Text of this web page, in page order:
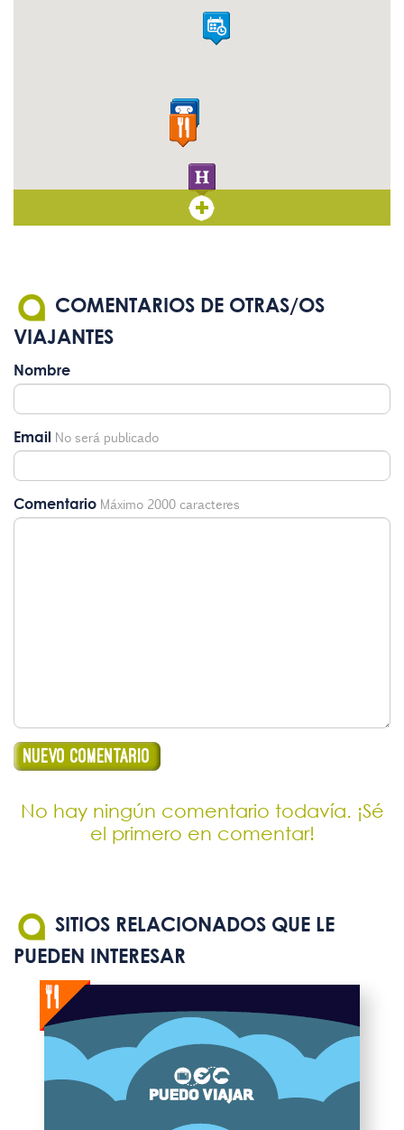
COMENTARIOS DE OTRAS/OS
VIAJANTES
Nombre
Email No será publicado
Comentario Máximo 2000 caracteres
No hay ningún comentario todavía. ¡Sé
el primero en comentar!
SITIOS RELACIONADOS QUE LE
PUEDEN INTERESAR